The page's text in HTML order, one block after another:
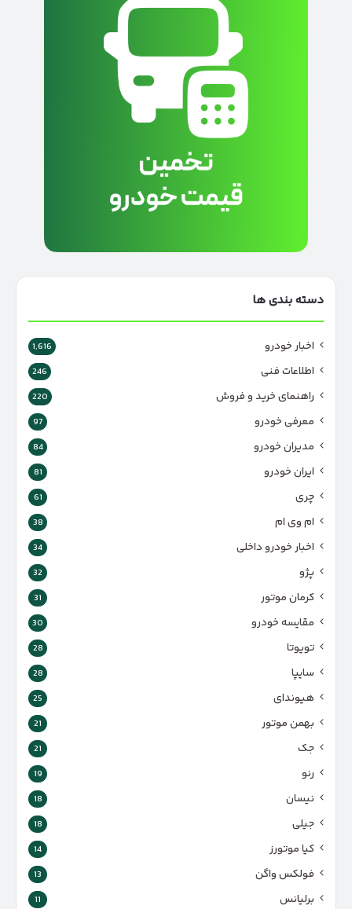
دسته بندی ها
اخبار خودرو 1,616
اطلاعات فنی 246
راهنمای خرید و فروش 220
معرفی خودرو 97
مدیران خودرو 84
ایران خودرو 81
چری 61
ام وی ام 38
اخبار خودرو داخلی 34
پژو 32
کرمان موتور 31
مقایسه خودرو 30
تویوتا 28
سایپا 28
هیوندای 25
بهمن موتور 21
جک 21
رنو 19
نیسان 18
جیلی 18
کیا موتورز 14
فولکس واگن 13
برلیانس 11